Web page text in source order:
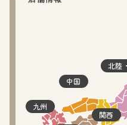
北陸
関西
中国
九州